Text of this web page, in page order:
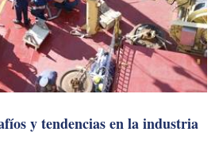
y tendencias en la industria